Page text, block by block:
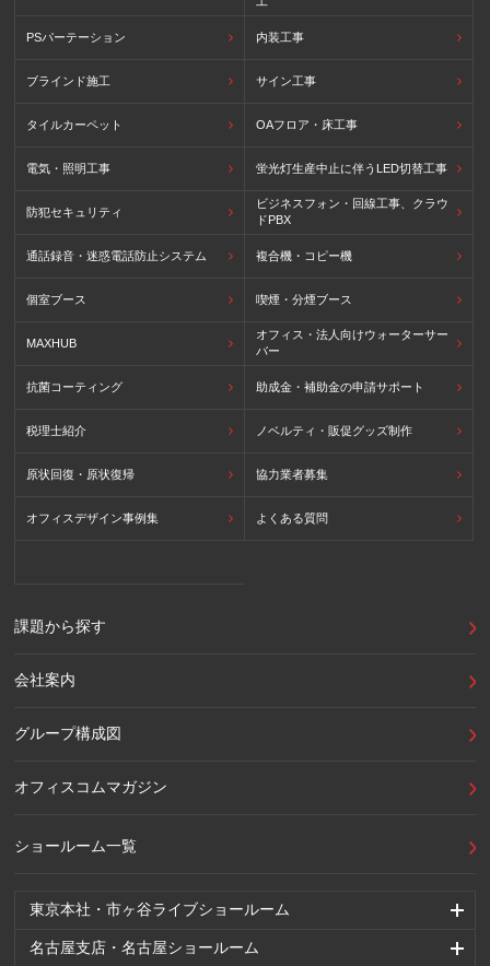
東京本社・市ヶ谷ライブショールーム
名古屋支店・名古屋ショールーム
PSパーテーション 内装工事
ブラインド施工 サイン工事
タイルカーペット OAフロア・床工事
電気・照明工事 蛍光灯生産中止に伴うLED切替工事
防犯セキュリティ
ビジネスフォン・回線工事、クラウ
ドPBX
通話録音・迷惑電話防止システム 複合機・コピー機
個室ブース 喫煙・分煙ブース
MAXHUB
オフィス・法人向けウォーターサー
バー
抗菌コーティング 助成金・補助金の申請サポート
税理士紹介 ノベルティ・販促グッズ制作
原状回復・原状復帰 協力業者募集
オフィスデザイン事例集 よくある質問
課題から探す
会社案内
グループ構成図
オフィスコムマガジン
ショールーム一覧